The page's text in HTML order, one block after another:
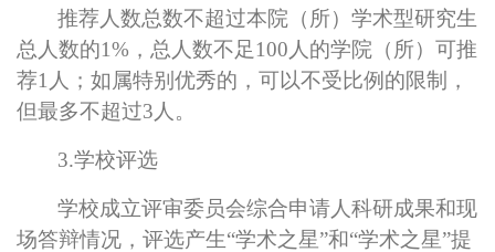
推荐人数总数不超过本院（所）学术型研究生
总人数的1%，总人数不足100人的学院（所）可推
荐1人；如属特别优秀的，可以不受比例的限制，
但最多不超过3人。
3.学校评选
学校成立评审委员会综合申请人科研成果和现
场答辩情况，评选产生“学术之星”和“学术之星”提